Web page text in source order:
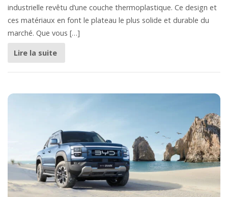
industrielle revêtu d’une couche thermoplastique. Ce design et
ces matériaux en font le plateau le plus solide et durable du
marché. Que vous […]
Lire la suite